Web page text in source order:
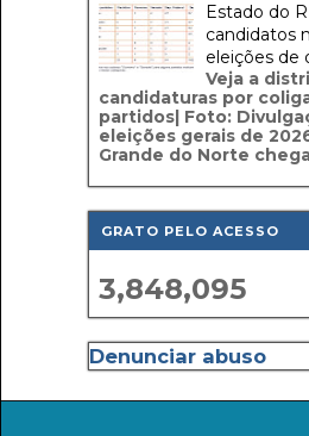
Estado do
candidatos
eleições de
Veja a
candidaturas por
partidos| Foto:
eleições gerais de
Grande do Norte
GRATO PELO ACESSO
3,848,095
Denunciar abuso